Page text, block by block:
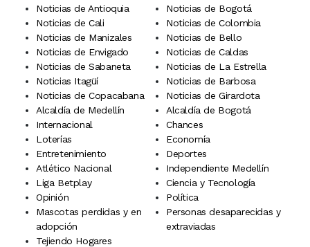
Noticias de Antioquia
Noticias de Bogotá
Noticias de Cali
Noticias de Colombia
Noticias de Manizales
Noticias de Bello
Noticias de Envigado
Noticias de Caldas
Noticias de Sabaneta
Noticias de La Estrella
Noticias Itagüí
Noticias de Barbosa
Noticias de Copacabana
Noticias de Girardota
Alcaldía de Medellín
Alcaldía de Bogotá
Internacional
Chances
Loterías
Economía
Entretenimiento
Deportes
Atlético Nacional
Independiente Medellín
Liga Betplay
Ciencia y Tecnología
Opinión
Política
Mascotas perdidas y en
adopción
Personas desaparecidas y
extraviadas
Tejiendo Hogares